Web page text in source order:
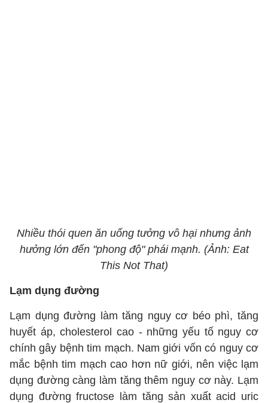
Nhiều thói quen ăn uống tưởng vô hại nhưng ảnh
hưởng lớn đến "phong độ" phái mạnh. (Ảnh: Eat
This Not That)
Lạm dụng đường
Lạm dụng đường làm tăng nguy cơ béo phì, tăng
huyết áp, cholesterol cao - những yếu tố nguy cơ
chính gây bệnh tim mạch. Nam giới vốn có nguy cơ
mắc bệnh tim mạch cao hơn nữ giới, nên việc lạm
dụng đường càng làm tăng thêm nguy cơ này. Lạm
dụng đường fructose làm tăng sản xuất acid uric